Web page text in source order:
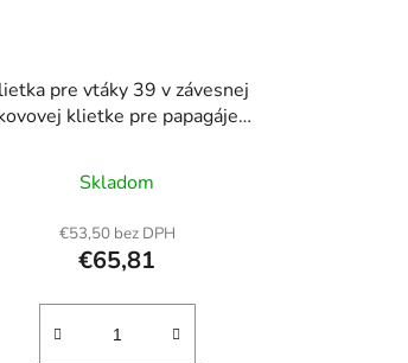
pre vtáky 39 v závesnej
klietke pre papagáje
Skladom
€53,50 bez DPH
€65,81